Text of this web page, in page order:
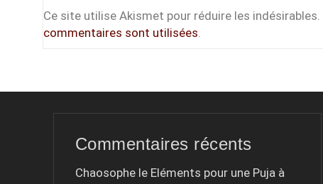
Ce site utilise Akismet pour réduire les indésirables.
commentaires sont utilisées
Commentaires récents
Chaosophe le Eléments pour une Puja à